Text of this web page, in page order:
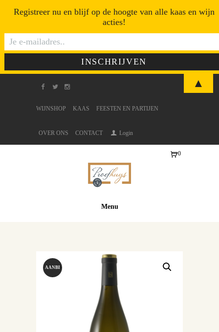
WIJNSHOP KAAS FEESTEN EN PARTIJEN
OVER ONS CONTACT Login
Menu
0
AANBI
Registreer nu en blijf op de hoogte van alle kaas en wijn
acties!
▲